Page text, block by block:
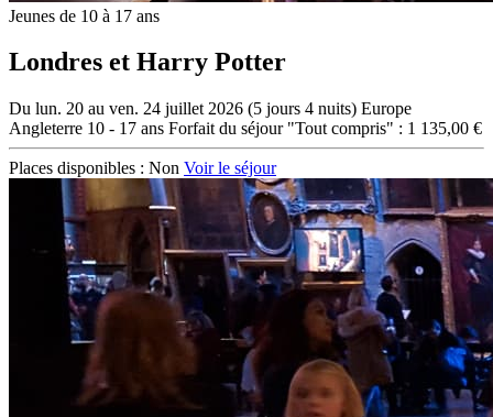
Jeunes de 10 à 17 ans
Londres et Harry Potter
Du lun. 20 au ven. 24 juillet 2026 (5 jours 4 nuits) Europe
Angleterre 10 - 17 ans Forfait du séjour "Tout compris" : 1 135,00 €
Places disponibles : Non Voir le séjour